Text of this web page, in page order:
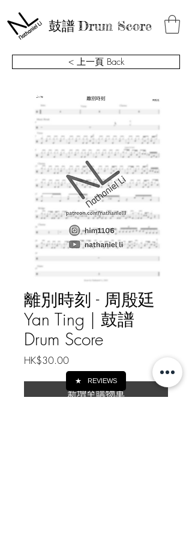
鼓譜Drum Score
離別時刻 - 周殷廷
Yan Ting | 鼓譜
Drum Score
HK$30.00價
格
新增至購物車
< 上一頁 Back
★ REVIEWS